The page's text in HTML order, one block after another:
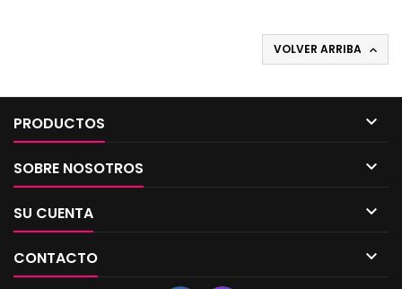
VOLVER ARRIBA 
PRODUCTOS 
SOBRE NOSOTROS 
SU CUENTA 
CONTACTO 